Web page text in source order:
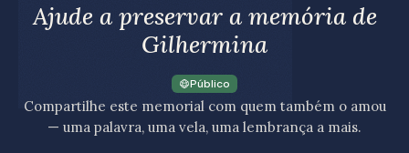
Ajude a preservar a memória de
Gilhermina
Público
Compartilhe este memorial com quem também o amou
— uma palavra, uma vela, uma lembrança a mais.